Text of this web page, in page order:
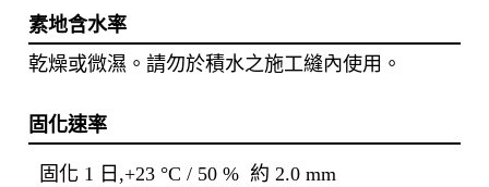
素地含水率
乾燥或微濕。請勿於積水之施工縫內使用。
固化速率
固化 1 日,+23 °C / 50 % 約 2.0 mm